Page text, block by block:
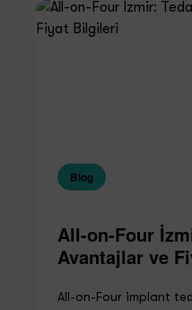
Blog
All-on-Four
Avantajlar ve
All-on-Four implant